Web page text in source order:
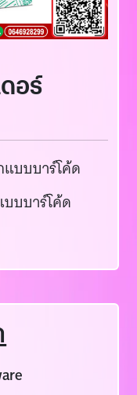
อร์
บบบาร์โค้ด
บบาร์โค้ด